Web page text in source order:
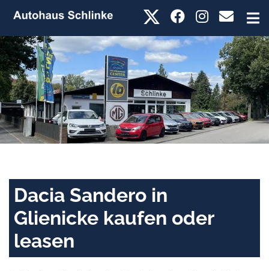
Dacia Sandero in
Glienicke kaufen oder
leasen